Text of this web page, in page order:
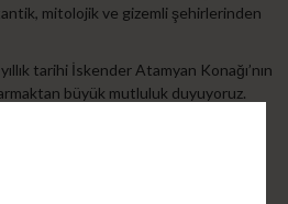
mitolojik ve gizemli şehirlerinden
tarihi İskender Atamyan Konağı’nın
büyük mutluluk duyuyoruz.
yaşatmak ve Mardin’in
taşımaktır.